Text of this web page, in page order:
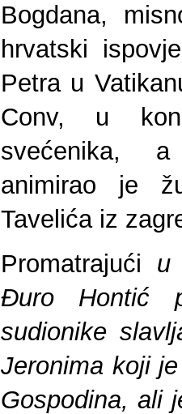
Bogdana,
hrvatski
Petra u
Conv, u
svećenika,
animirao je
Tavelića iz
Promatrajući
Đuro Hontić
sudionike
Jeronima koji
Gospodina, ali